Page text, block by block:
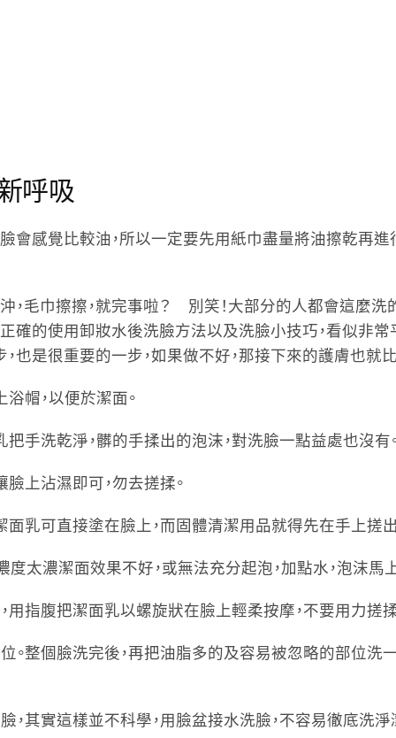
呼吸
臉會感覺比較油，所以一定要先用紙巾盡量將油擦乾再
，毛巾擦擦，就完事啦？ 別笑！大部分的人都會這麼洗
確的使用卸妝水後洗臉方法以及洗臉小技巧，看似非
，也是很重要的一步，如果做不好，那接下來的護膚也
浴帽，以便於潔面。
把手洗乾淨，髒的手揉出的泡沫，對洗臉一點益處也沒
臉上沾濕即可，勿去搓揉。
潔面乳可直接塗在臉上，而固體清潔用品就得先在手上搓
度太濃潔面效果不好，或無法充分起泡，加點水，泡沫
，用指腹把潔面乳以螺旋狀在臉上輕柔按摩，不要用力搓
。整個臉洗完後，再把油脂多的及容易被忽略的部位洗
，其實這樣並不科學，用臉盆接水洗臉，不容易徹底洗